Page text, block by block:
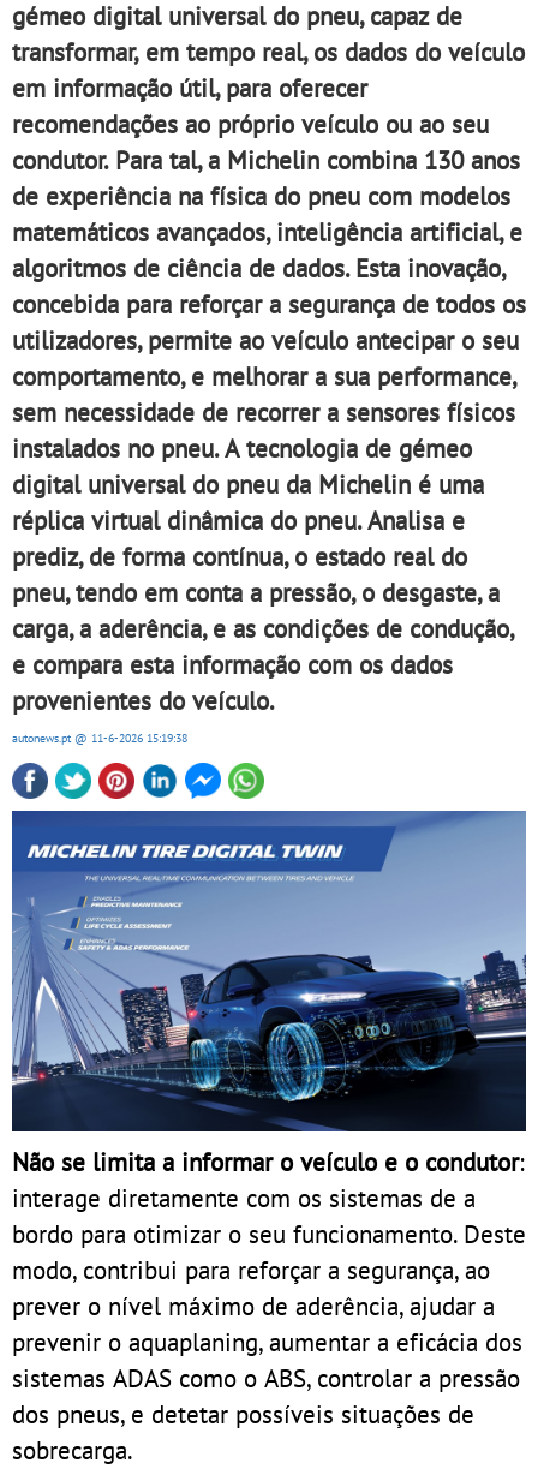
gémeo digital universal do pneu, capaz de
transformar, em tempo real, os dados do veículo
em informação útil, para oferecer
recomendações ao próprio veículo ou ao seu
condutor. Para tal, a Michelin combina 130 anos
de experiência na física do pneu com modelos
matemáticos avançados, inteligência artificial, e
algoritmos de ciência de dados. Esta inovação,
concebida para reforçar a segurança de todos os
utilizadores, permite ao veículo antecipar o seu
comportamento, e melhorar a sua performance,
sem necessidade de recorrer a sensores físicos
instalados no pneu. A tecnologia de gémeo
digital universal do pneu da Michelin é uma
réplica virtual dinâmica do pneu. Analisa e
prediz, de forma contínua, o estado real do
pneu, tendo em conta a pressão, o desgaste, a
carga, a aderência, e as condições de condução,
e compara esta informação com os dados
provenientes do veículo.
autonews.pt @ 11-6-2026 15:19:38
Não se limita a informar o veículo e o condutor:
interage diretamente com os sistemas de a
bordo para otimizar o seu funcionamento. Deste
modo, contribui para reforçar a segurança, ao
prever o nível máximo de aderência, ajudar a
prevenir o aquaplaning, aumentar a eficácia dos
sistemas ADAS como o ABS, controlar a pressão
dos pneus, e detetar possíveis situações de
sobrecarga.